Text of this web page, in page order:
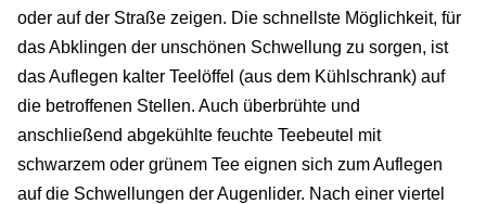
oder auf der Straße zeigen. Die schnellste Möglichkeit, für
das Abklingen der unschönen Schwellung zu sorgen, ist
das Auflegen kalter Teelöffel (aus dem Kühlschrank) auf
die betroffenen Stellen. Auch überbrühte und
anschließend abgekühlte feuchte Teebeutel mit
schwarzem oder grünem Tee eignen sich zum Auflegen
auf die Schwellungen der Augenlider. Nach einer viertel